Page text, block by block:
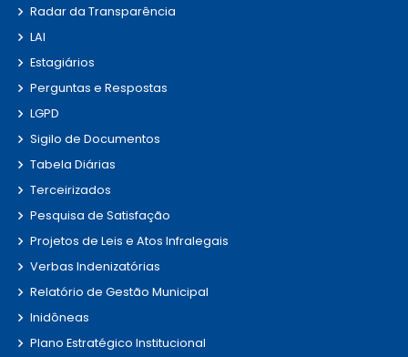
Radar da Transparência
LAI
Estagiários
Perguntas e Respostas
LGPD
Sigilo de Documentos
Tabela Diárias
Terceirizados
Pesquisa de Satisfação
Projetos de Leis e Atos Infralegais
Verbas Indenizatórias
Relatório de Gestão Municipal
Inidôneas
Plano Estratégico Institucional